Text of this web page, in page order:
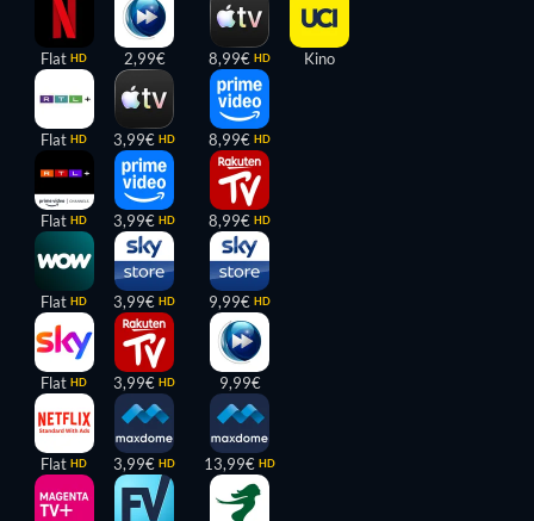
Flat HD
Flat HD
Flat HD
Flat HD
Flat HD
Flat HD
2,99€
3,99€ HD
3,99€ HD
3,99€ HD
3,99€ HD
3,99€ HD
8,99€ HD
8,99€ HD
8,99€ HD
9,99€ HD
9,99€
13,99€ HD
Kino